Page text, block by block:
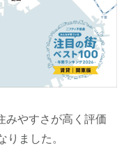
みやすさが高く評価
りました。